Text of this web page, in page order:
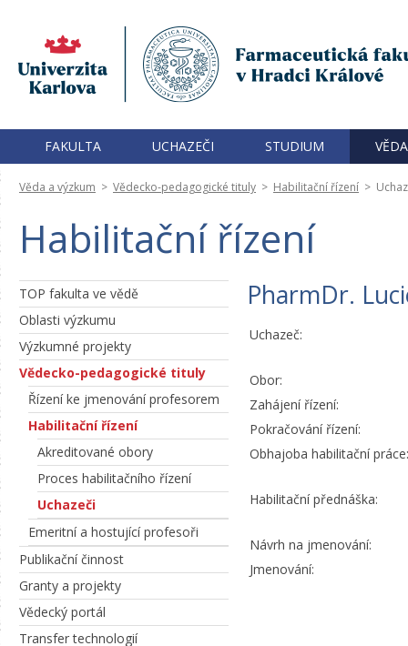
FAKULTA UCHAZEČI STUDIUM
Věda a výzkum > Vědecko-pedagogické tituly > Habilitační řízení >
Habilitační řízení
TOP fakulta ve vědě
Oblasti výzkumu
Výzkumné projekty
Vědecko-pedagogické tituly
Řízení ke jmenování profesorem
Habilitační řízení
Akreditované obory
Proces habilitačního řízení
Uchazeči
Emeritní a hostující profesoři
Publikační činnost
Granty a projekty
Vědecký portál
Transfer technologií
PharmDr.
Uchazeč:
Obor:
Zahájení řízení:
Pokračování řízení:
Obhajoba habilitační práce:
Habilitační přednáška:
Návrh na jmenování:
Jmenování: